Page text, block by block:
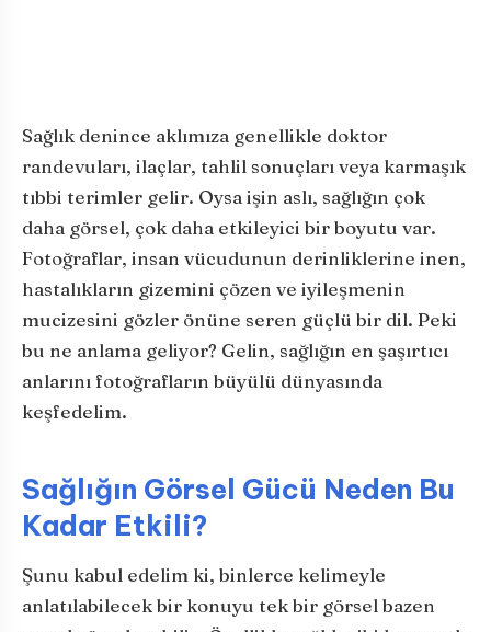
Sağlık denince aklımıza genellikle doktor
randevuları, ilaçlar, tahlil sonuçları veya karmaşık
tıbbi terimler gelir. Oysa işin aslı, sağlığın çok
daha görsel, çok daha etkileyici bir boyutu var.
Fotoğraflar, insan vücudunun derinliklerine inen,
hastalıkların gizemini çözen ve iyileşmenin
mucizesini gözler önüne seren güçlü bir dil. Peki
bu ne anlama geliyor? Gelin, sağlığın en şaşırtıcı
anlarını fotoğrafların büyülü dünyasında
keşfedelim.
Sağlığın Görsel Gücü Neden Bu
Kadar Etkili?
Şunu kabul edelim ki, binlerce kelimeyle
anlatılabilecek bir konuyu tek bir görsel bazen